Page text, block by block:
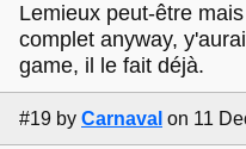
Lemieux peut-être
complet anyway,
game, il le fait déjà.
#19 by Carnaval on 11